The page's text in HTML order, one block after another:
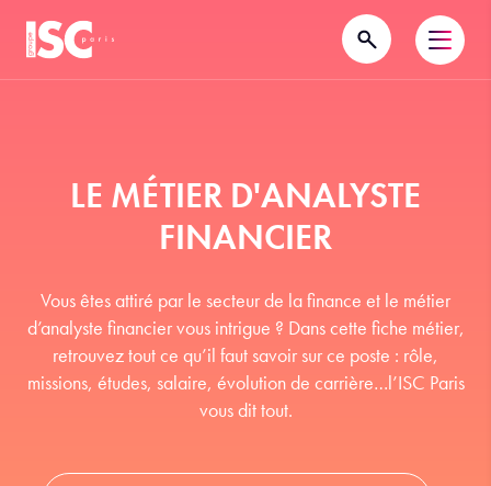
LE MÉTIER D'ANALYSTE
FINANCIER
Vous êtes attiré par le secteur de la finance et le métier
d’analyste financier vous intrigue ? Dans cette fiche métier,
retrouvez tout ce qu’il faut savoir sur ce poste : rôle,
missions, études, salaire, évolution de carrière…l’ISC Paris
vous dit tout.